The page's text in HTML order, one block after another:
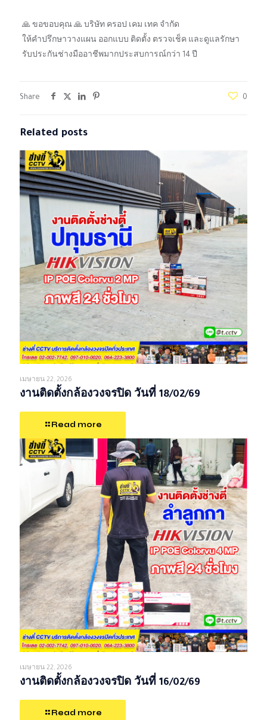
🙏 ขอขอบคุณ 🙏 บริษัท ครอป เคม เทค จำกัด
ให้คำปรึกษาวางแผน ออกแบบ ติดตั้ง ตรวจเช็ค และดูแลรักษา
รับประกันช่างมืออาชีพมากประสบการณ์กว่า 14 ปี
Share 0
Related posts
เมษายน 22, 2026
งานติดตั้งกล้องวงจรปิด วันที่ 18/02/69
Read more
เมษายน 22, 2026
งานติดตั้งกล้องวงจรปิด วันที่ 16/02/69
Read more